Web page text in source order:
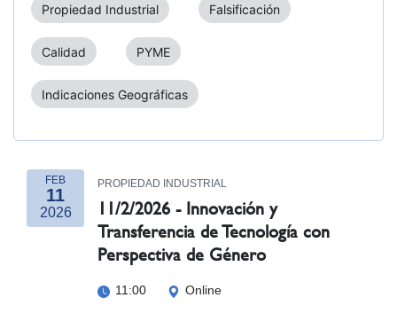
Propiedad Industrial Falsificación
Calidad PYME
Indicaciones Geográficas
FEB
11
2026
PROPIEDAD INDUSTRIAL
11/2/2026 - Innovación y
Transferencia de Tecnología con
Perspectiva de Género
11:00 Online